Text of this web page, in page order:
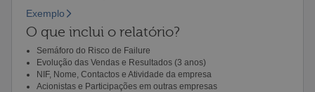
Exemplo
O que inclui o relatório?
Semáforo do Risco de Failure
Evolução das Vendas e Resultados (3 anos)
NIF, Nome, Contactos e Atividade da empresa
Acionistas e Participações em outras empresas